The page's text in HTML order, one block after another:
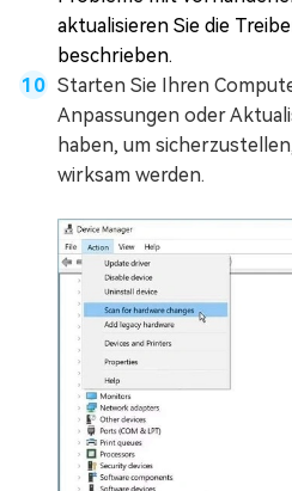
aktualisieren Sie die
beschrieben.
Starten Sie Ihren
Anpassungen oder
haben, um
wirksam werden.